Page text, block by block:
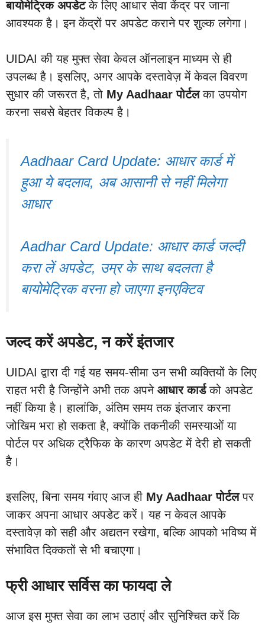
बायोमेट्रिक अपडेटके लिए आधार सेवा केंद्र पर जाना
आवश्यक है। इन केंद्रों पर अपडेट कराने पर शुल्क लगेगा।
UIDAI की यह मुफ्त सेवा केवल ऑनलाइन माध्यम से ही
उपलब्ध है। इसलिए, अगर आपके दस्तावेज़ में केवल विवरण
सुधार की जरूरत है, तो My Aadhaar पोर्टलका उपयोग
करना सबसे बेहतर विकल्प है।
Aadhaar Card Update: आधार कार्ड में
हुआ ये बदलाव, अब आसानी से नहीं मिलेगा
आधार
Aadhar Card Update: आधार कार्ड जल्दी
करा लें अपडेट, उम्र के साथ बदलता है
बायोमेट्रिक वरना हो जाएगा इनएक्टिव
जल्द करें अपडेट, न करें इंतजार
UIDAI द्वारा दी गई यह समय-सीमा उन सभी व्यक्तियों के लिए
राहत भरी है जिन्होंने अभी तक अपने आधार कार्डको अपडेट
नहीं किया है। हालांकि, अंतिम समय तक इंतजार करना
जोखिम भरा हो सकता है, क्योंकि तकनीकी समस्याओं या
पोर्टल पर अधिक ट्रैफिक के कारण अपडेट में देरी हो सकती
है।
इसलिए, बिना समय गंवाए आज ही My Aadhaar पोर्टलपर
जाकर अपना आधार अपडेट करें। यह न केवल आपके
दस्तावेज़ को सही और अद्यतन रखेगा, बल्कि आपको भविष्य में
संभावित दिक्कतों से भी बचाएगा।
फ्री आधार सर्विस का फायदा ले
आज इस मुफ्त सेवा का लाभ उठाएं और सुनिश्चित करें कि